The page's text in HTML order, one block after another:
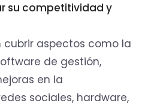
su competitividad y
cubrir aspectos como la
de gestión,
en la
redes sociales, hardware,